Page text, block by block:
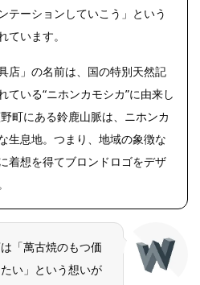
テーションしていこう」という
ています。
店」の名前は、国の特別天然記
ている“ニホンカモシカ”に由来し
町にある鈴鹿山脈は、ニホンカ
生息地。つまり、地域の象徴な
着想を得てブロンドロゴをデザ
「萬古焼のもつ価
い」という想いが